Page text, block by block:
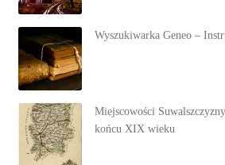
Wyszukiwarka Geneo –
Miejscowości
końcu XIX wieku